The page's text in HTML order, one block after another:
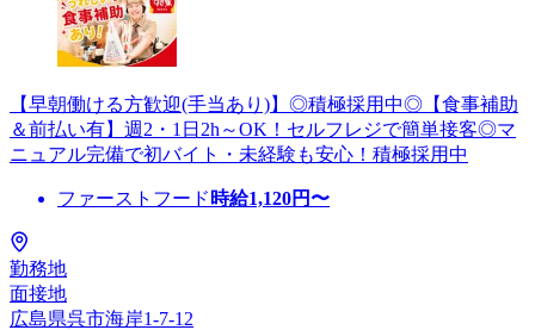
【早朝働ける方歓迎(手当あり)】◎積極採用中◎【食事補助
＆前払い有】週2・1日2h～OK！セルフレジで簡単接客◎マ
ニュアル完備で初バイト・未経験も安心！積極採用中
ファーストフード 時給1,120円〜
勤務地
面接地
広島県呉市海岸1-7-12